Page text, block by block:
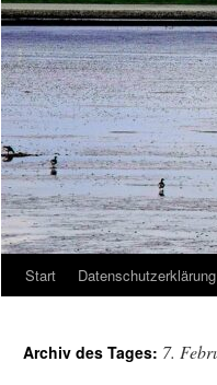
Start Datenschutzerklärung
Archiv des Tages: 7.